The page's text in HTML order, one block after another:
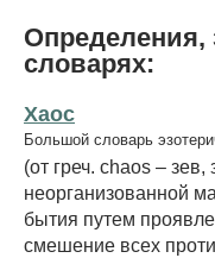
Определения,
словарях:
Хаос
Большой словарь
(от греч. chaos –
неорганизованной
бытия путем
смешение всех